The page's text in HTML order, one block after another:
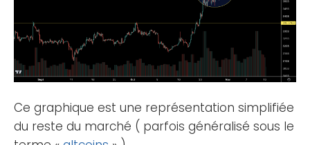
Ce graphique est une représentation simplifiée
du reste du marché ( parfois généralisé sous le